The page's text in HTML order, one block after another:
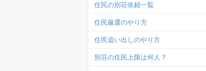
住民の別荘依頼一覧
住民厳選のやり方
住民追い出しのやり方
別荘の住民上限は何人？